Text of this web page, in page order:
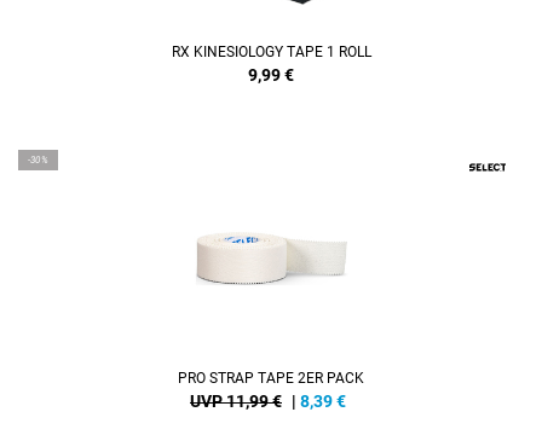
RX KINESIOLOGY TAPE 1 ROLL
9,99€
-30%
PRO STRAP TAPE 2ER PACK
UVP 11,99 € | 8,39€